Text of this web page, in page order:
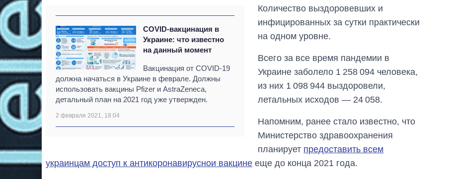
COVID-вакцинация в
Украине: что известно
на данный момент
Вакцинация от COVID-19
должна начаться в Украине в феврале. Должны
использовать вакцины Pfizer и AstraZeneca,
детальный план на 2021 год уже утвержден.
2 февраля 2021, 18:04
Количество выздоровевших и
инфицированных за сутки практически
на одном уровне.
Всего за все время пандемии в
Украине заболело 1 258 094 человека,
из них 1 098 944 выздоровели,
летальных исходов — 24 058.
Напомним, ранее стало известно, что
Министерство здравоохранения
планирует предоставить всем
украинцам доступ к антикоронавируснои вакцине еще до конца 2021 года.
как вырос спрос
на чипы за
что прогнозируют